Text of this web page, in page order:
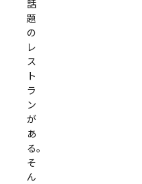
話
題
の
レ
ス
ト
ラ
ン
が
あ
る。
そ
ん